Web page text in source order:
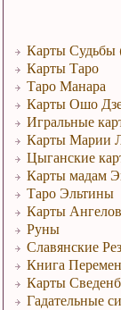
Карты
Карты Таро
Таро Манара
Карты Ошо
Игральные
Карты Марии
Цыганские
Карты мадам
Таро Эльтины
Карты
Руны
Славянские
Книга
Карты
Гадательные